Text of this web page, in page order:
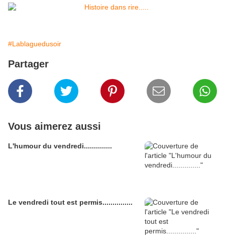
#Lablaguedusoir
Partager
Vous aimerez aussi
L'humour du vendredi..............
Le vendredi tout est permis...............